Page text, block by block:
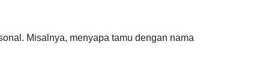
Misalnya, menyapa tamu dengan nama